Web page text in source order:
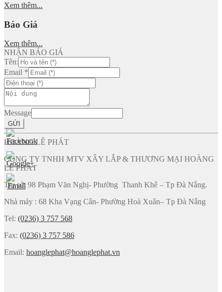
Xem thêm...
Báo Giá
Xem thêm...
NHẬN BÁO GIÁ
Tên:
Email *
Message
GỬI
HOÀNG LÊ PHÁT
CÔNG TY TNHH MTV XÂY LẮP & THƯƠNG MẠI HOÀNG
LÊ PHÁT
Trụ sở: 98 Phạm Văn Nghị- Phường Thanh Khê – Tp Đà Nẵng.
Nhà máy : 68 Kha Vạng Cân- Phường Hoà Xuân– Tp Đà Nẵng
Tel: (0236) 3 757 568
Fax: (0236) 3 757 586
Email: hoanglephat@hoanglephat.vn